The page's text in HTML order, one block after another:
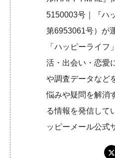
5150003号｜『ハ
第6953061号）が
「ハッピーライフ
活・出会い・恋愛
や調査データなど
悩みや疑問を解消
る情報を発信
ッピーメール公式